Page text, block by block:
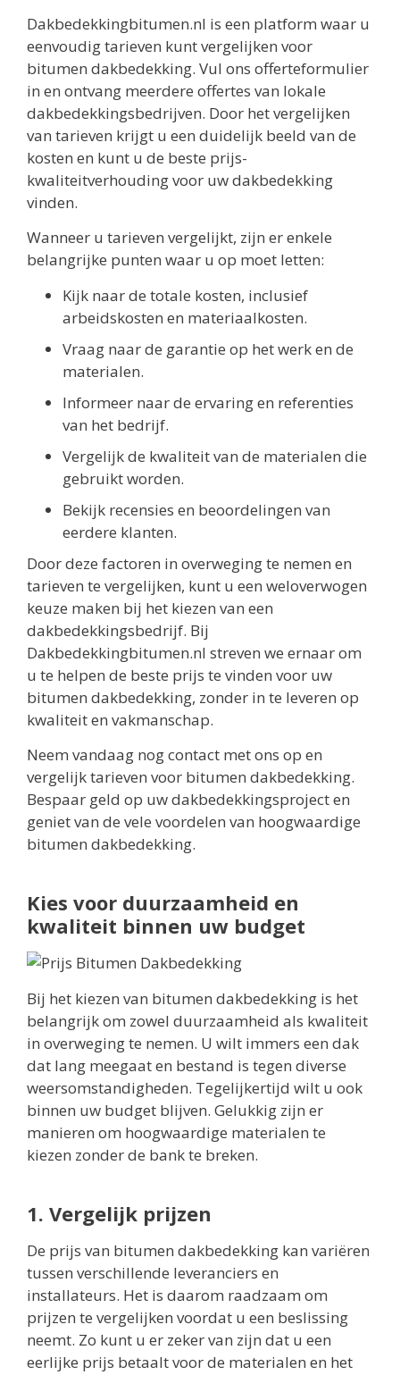
Dakbedekkingbitumen.nl is een platform waar u
eenvoudig tarieven kunt vergelijken voor
bitumen dakbedekking. Vul ons offerteformulier
in en ontvang meerdere offertes van lokale
dakbedekkingsbedrijven. Door het vergelijken
van tarieven krijgt u een duidelijk beeld van de
kosten en kunt u de beste prijs-
kwaliteitverhouding voor uw dakbedekking
vinden.
Wanneer u tarieven vergelijkt, zijn er enkele
belangrijke punten waar u op moet letten:
Kijk naar de totale kosten, inclusief
arbeidskosten en materiaalkosten.
Vraag naar de garantie op het werk en de
materialen.
Informeer naar de ervaring en referenties
van het bedrijf.
Vergelijk de kwaliteit van de materialen die
gebruikt worden.
Bekijk recensies en beoordelingen van
eerdere klanten.
Door deze factoren in overweging te nemen en
tarieven te vergelijken, kunt u een weloverwogen
keuze maken bij het kiezen van een
dakbedekkingsbedrijf. Bij
Dakbedekkingbitumen.nl streven we ernaar om
u te helpen de beste prijs te vinden voor uw
bitumen dakbedekking, zonder in te leveren op
kwaliteit en vakmanschap.
Neem vandaag nog contact met ons op en
vergelijk tarieven voor bitumen dakbedekking.
Bespaar geld op uw dakbedekkingsproject en
geniet van de vele voordelen van hoogwaardige
bitumen dakbedekking.
Kies voor duurzaamheid en
kwaliteit binnen uw budget
Bij het kiezen van bitumen dakbedekking is het
belangrijk om zowel duurzaamheid als kwaliteit
in overweging te nemen. U wilt immers een dak
dat lang meegaat en bestand is tegen diverse
weersomstandigheden. Tegelijkertijd wilt u ook
binnen uw budget blijven. Gelukkig zijn er
manieren om hoogwaardige materialen te
kiezen zonder de bank te breken.
1. Vergelijk prijzen
De prijs van bitumen dakbedekking kan variëren
tussen verschillende leveranciers en
installateurs. Het is daarom raadzaam om
prijzen te vergelijken voordat u een beslissing
neemt. Zo kunt u er zeker van zijn dat u een
eerlijke prijs betaalt voor de materialen en het